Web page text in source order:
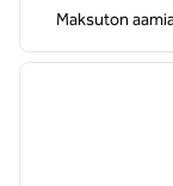
Maksuton
1/12